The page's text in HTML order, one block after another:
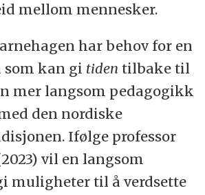
mellom mennesker.
har behov for en
som kan gi tiden tilbake til
mer langsom pedagogikk
den nordiske
Ifølge professor
vil en langsom
muligheter til å verdsette